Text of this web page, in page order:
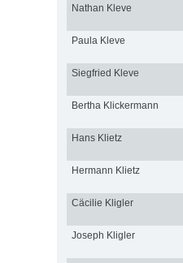
Nathan Kleve
Paula Kleve
Siegfried Kleve
Bertha Klickermann
Hans Klietz
Hermann Klietz
Cäcilie Kligler
Joseph Kligler